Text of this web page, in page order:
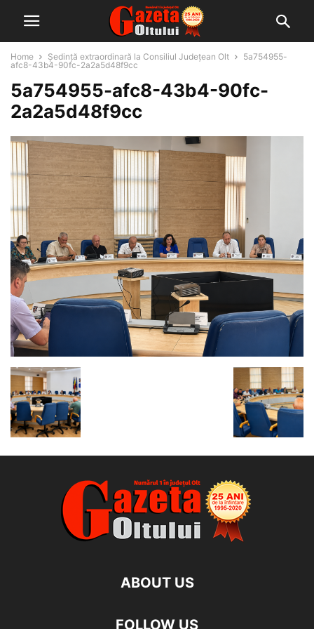
Home Ședință extraordinară la Consiliul Județean Olt
5a754955-
afc8-43b4-90fc-2a2a5d48f9cc
5a754955-afc8-43b4-90fc-
2a2a5d48f9cc
ABOUT US
FOLLOW US